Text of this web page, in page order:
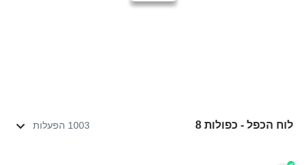
לוח הכפל - כפולות 8 1003 הפעלות